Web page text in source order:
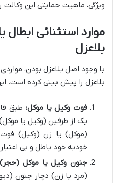
ویژگی، ماهیت حمایتی این
موارد استثنائی
بلاعزل
با وجود اصل بلاعزل بودن،
بلاعزل را پیش بینی کرده است.
فوت وکیل یا موکل: طبق
یک از طرفین (وکیل یا
(موکل) یا زن (وکیل) فوت
خودبه خود باطل و بی
جنون وکیل یا موکل
(مرد یا زن) دچار جنون